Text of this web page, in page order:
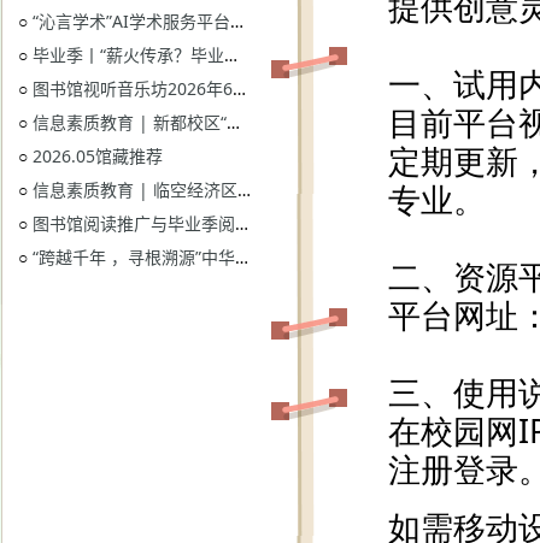
○ “沁言学术”AI学术服务平台开通试用
○ 毕业季丨“薪火传承？毕业生图书漂流”活动
○ 图书馆视听音乐坊2026年6月展播季
○ 信息素质教育 | 新都校区“图书馆多媒体资源的鉴赏和利用”电子资源讲座
○ 2026.05馆藏推荐
○ 信息素质教育 | 临空经济区校区“读秀学术资源一站式获取与电子资源远程访问”电子资源讲座
○ 图书馆阅读推广与毕业季阅读活动意见征集
○ “跨越千年 ，寻根溯源”中华优秀传统文化主题活动获奖名单